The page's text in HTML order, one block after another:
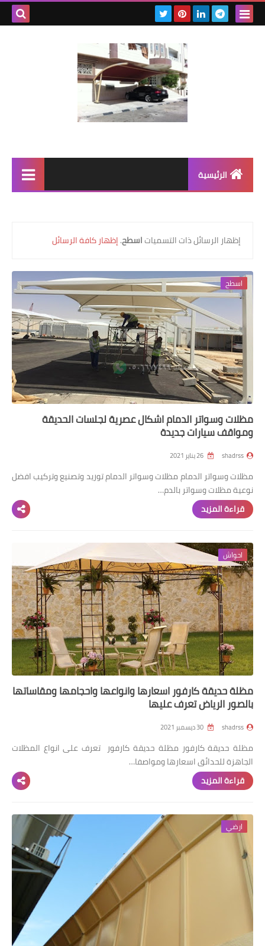
الرئيسية
رابط فرعي
رابط فرعي
رابط فرعي
رابط فرعي
‏إظهار الرسائل ذات التسمياتاسطح.إظهار كافة الرسائل
اسطح
مظلات وسواتر الدمام اشكال عصرية لجلسات الحديقة
ومواقف سيارات جديدة
shadrss
مظلات وسواتر الدمام مظلات وسواتر الدمام توريد وتصنيع وتركيب افضل
نوعية مظلات وسواتر بالدم…
قراءة المزيد
احواش
مظلة حديقة كارفور اسعارها وانواعها واحجامها ومقاساتها
بالصور الرياض تعرف عليها
shadrss
مظلة حديقة كارفور مظلة حديقة كارفور تعرف على انواع المظلات
الجاهزة للحدائق اسعارها ومواصفا…
قراءة المزيد
ارضي